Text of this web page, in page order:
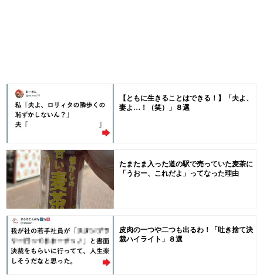
【ともに生きることはできる！】「夫よ、
妻よ…！（笑）」８選
たまたま入った道の駅で売っていた麦茶に
「うおー、これだよ」ってなった理由
皮肉の一つや二つも出るわ！「吐き捨て決
裁ハイライト」８選